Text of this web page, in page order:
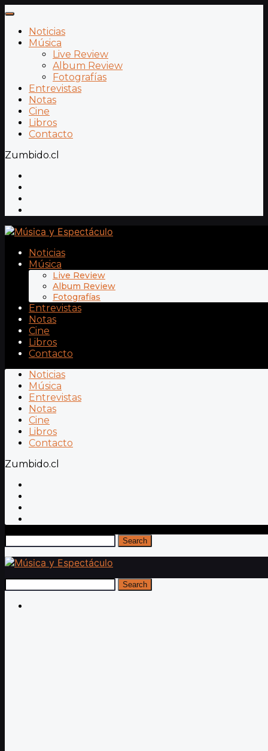
Noticias
Música
Live Review
Album Review
Fotografías
Entrevistas
Notas
Cine
Libros
Contacto
Zumbido.cl
Noticias
Música
Live Review
Album Review
Fotografías
Entrevistas
Notas
Cine
Libros
Contacto
Noticias
Música
Entrevistas
Notas
Cine
Libros
Contacto
Zumbido.cl
Search
Search